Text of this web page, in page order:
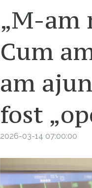
„M-am
Cum
am
fost
2026-03-14 07:00:00